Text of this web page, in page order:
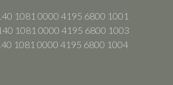
1081 0000 4195 6800 1001
1081 0000 4195 6800 1003
1081 0000 4195 6800 1004